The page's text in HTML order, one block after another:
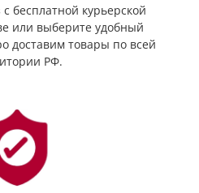
бесплатной курьерской
или выберите удобный
доставим товары по всей
РФ.